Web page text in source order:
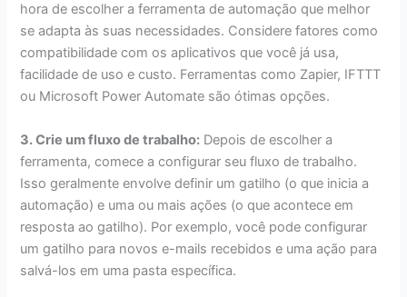
hora de escolher a ferramenta de automação que melhor
se adapta às suas necessidades. Considere fatores como
compatibilidade com os aplicativos que você já usa,
facilidade de uso e custo. Ferramentas como Zapier, IFTTT
ou Microsoft Power Automate são ótimas opções.
3. Crie um fluxo de trabalho: Depois de escolher a
ferramenta, comece a configurar seu fluxo de trabalho.
Isso geralmente envolve definir um gatilho (o que inicia a
automação) e uma ou mais ações (o que acontece em
resposta ao gatilho). Por exemplo, você pode configurar
um gatilho para novos e-mails recebidos e uma ação para
salvá-los em uma pasta específica.